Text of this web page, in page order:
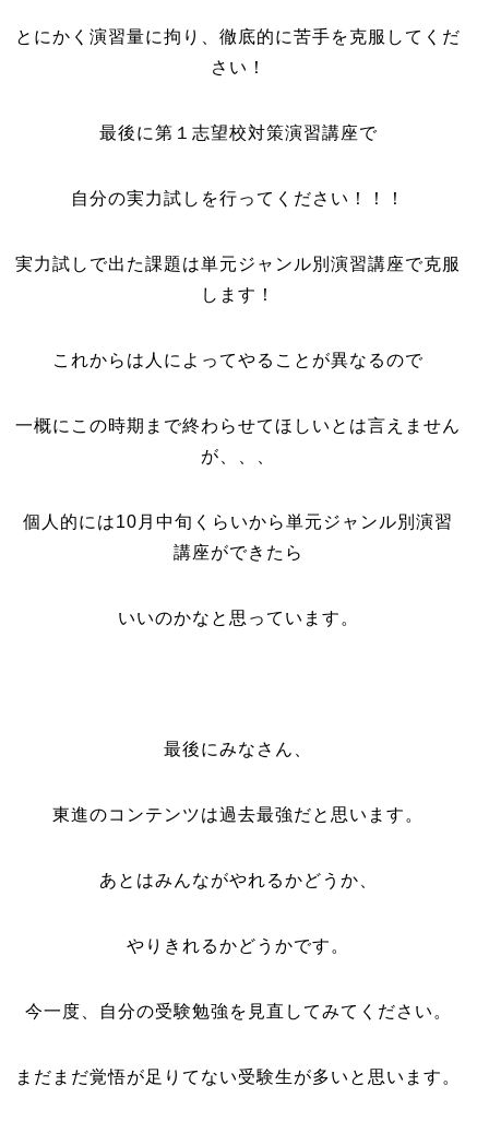
とにかく演習量に拘り、徹底的に苦手を克服してくだ
さい！
最後に第１志望校対策演習講座で
自分の実力試しを行ってください！！！
実力試しで出た課題は単元ジャンル別演習講座で克服
します！
これからは人によってやることが異なるので
一概にこの時期まで終わらせてほしいとは言えません
が、、、
個人的には10月中旬くらいから単元ジャンル別演習
講座ができたら
いいのかなと思っています。
最後にみなさん、
東進のコンテンツは過去最強だと思います。
あとはみんながやれるかどうか、
やりきれるかどうかです。
今一度、自分の受験勉強を見直してみてください。
まだまだ覚悟が足りてない受験生が多いと思います。